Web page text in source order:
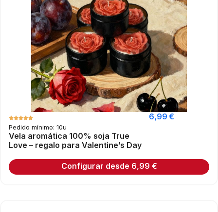
Pedido mínimo: 10u
Vela aromática 100% soja True
Love – regalo para Valentine’s Day
6,99€
Configurar desde 6,99 €